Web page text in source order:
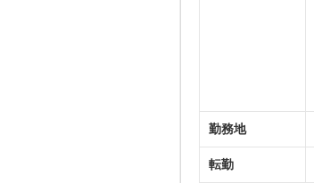
勤務地
転勤